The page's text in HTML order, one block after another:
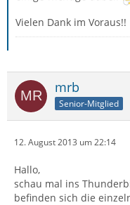
Vielen Dank im Voraus!!
mrb
Senior-Mitglied
12. August 2013 um 22:14
Hallo,
schau mal ins
befinden sich die